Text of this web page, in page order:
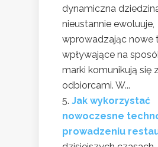
dynamiczna
nieustannie ewoluuje,
wprowadzając nowe
wpływające na
marki komunikują się z
odbiorcami. W...
Jak wykorzystać
nowoczesne
prowadzeniu